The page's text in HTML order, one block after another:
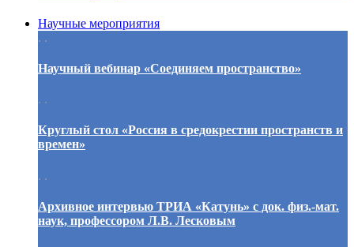
Научные мероприятия
. .
Научный вебинар «Соединяем пространство»
. .
Круглый стол «Россия в средокрестии пространств и
времен»
. .
Архивное интервью ТРИА «Катунь» с док. физ.-мат.
наук, профессором Л.В. Лесковым